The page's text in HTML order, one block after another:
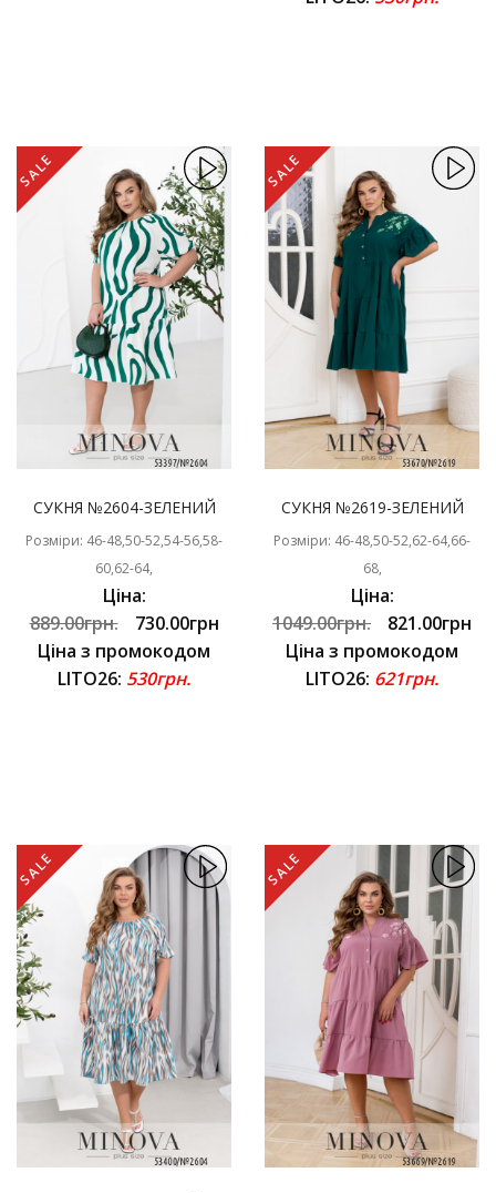
SALE
СУКНЯ №2604-ЗЕЛЕНИЙ
Розміри: 46-48,50-52,54-56,58-
60,62-64,
Ціна:
889.00грн.
730.00грн
Ціна з промокодом
LITO26: 530грн.
SALE
СУКНЯ №2619-ЗЕЛЕНИЙ
Розміри: 46-48,50-52,62-64,66-
68,
Ціна:
1049.00грн.
821.00грн
Ціна з промокодом
LITO26: 621грн.
SALE SALE